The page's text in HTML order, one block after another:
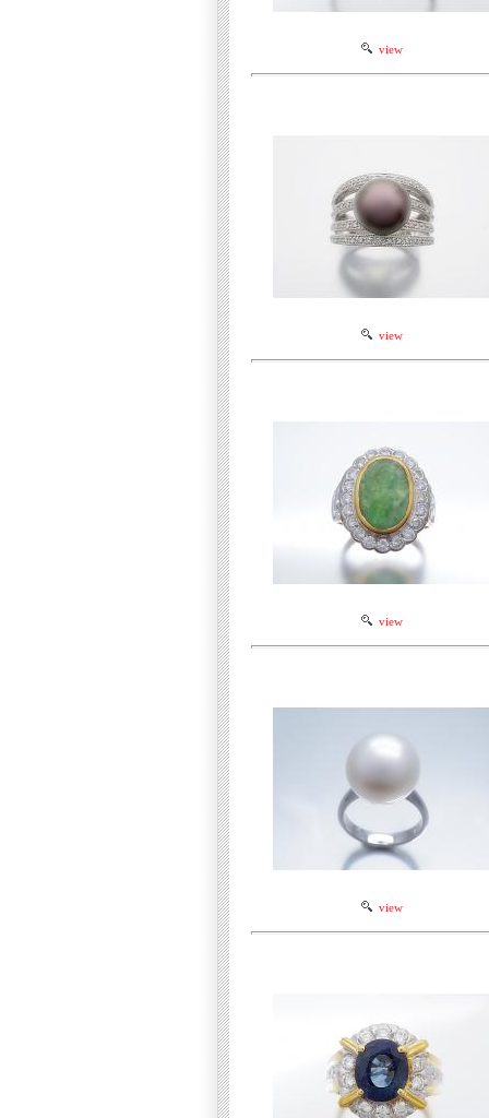
view
view
view
view